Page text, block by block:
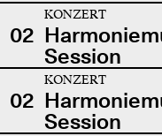
02
KONZERT
Session
02
KONZERT
Session